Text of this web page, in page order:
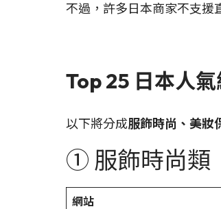
不過，許多日本商家不支援
Top 25 日本人氣
以下將分成服飾時尚、美妝
① 服飾時尚類
網站